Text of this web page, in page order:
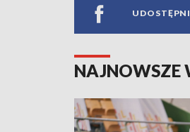
NAJNOWSZE